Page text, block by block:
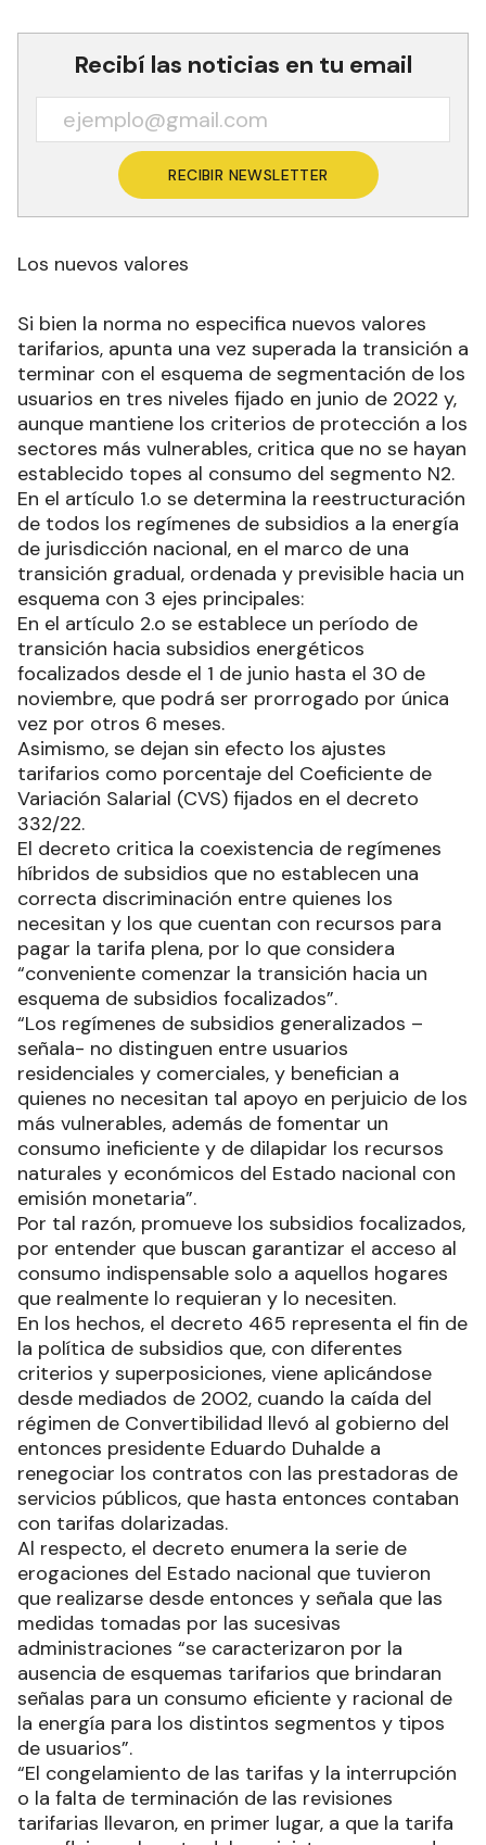
Recibí las noticias en tu email
RECIBIR NEWSLETTER
Los nuevos valores
Si bien la norma no especifica nuevos valores
tarifarios, apunta una vez superada la transición a
terminar con el esquema de segmentación de los
usuarios en tres niveles fijado en junio de 2022 y,
aunque mantiene los criterios de protección a los
sectores más vulnerables, critica que no se hayan
establecido topes al consumo del segmento N2.
En el artículo 1.o se determina la reestructuración
de todos los regímenes de subsidios a la energía
de jurisdicción nacional, en el marco de una
transición gradual, ordenada y previsible hacia un
esquema con 3 ejes principales:
En el artículo 2.o se establece un período de
transición hacia subsidios energéticos
focalizados desde el 1 de junio hasta el 30 de
noviembre, que podrá ser prorrogado por única
vez por otros 6 meses.
Asimismo, se dejan sin efecto los ajustes
tarifarios como porcentaje del Coeficiente de
Variación Salarial (CVS) fijados en el decreto
332/22.
El decreto critica la coexistencia de regímenes
híbridos de subsidios que no establecen una
correcta discriminación entre quienes los
necesitan y los que cuentan con recursos para
pagar la tarifa plena, por lo que considera
“conveniente comenzar la transición hacia un
esquema de subsidios focalizados”.
“Los regímenes de subsidios generalizados –
señala- no distinguen entre usuarios
residenciales y comerciales, y benefician a
quienes no necesitan tal apoyo en perjuicio de los
más vulnerables, además de fomentar un
consumo ineficiente y de dilapidar los recursos
naturales y económicos del Estado nacional con
emisión monetaria”.
Por tal razón, promueve los subsidios focalizados,
por entender que buscan garantizar el acceso al
consumo indispensable solo a aquellos hogares
que realmente lo requieran y lo necesiten.
En los hechos, el decreto 465 representa el fin de
la política de subsidios que, con diferentes
criterios y superposiciones, viene aplicándose
desde mediados de 2002, cuando la caída del
régimen de Convertibilidad llevó al gobierno del
entonces presidente Eduardo Duhalde a
renegociar los contratos con las prestadoras de
servicios públicos, que hasta entonces contaban
con tarifas dolarizadas.
Al respecto, el decreto enumera la serie de
erogaciones del Estado nacional que tuvieron
que realizarse desde entonces y señala que las
medidas tomadas por las sucesivas
administraciones “se caracterizaron por la
ausencia de esquemas tarifarios que brindaran
señalas para un consumo eficiente y racional de
la energía para los distintos segmentos y tipos
de usuarios”.
“El congelamiento de las tarifas y la interrupción
o la falta de terminación de las revisiones
tarifarias llevaron, en primer lugar, a que la tarifa